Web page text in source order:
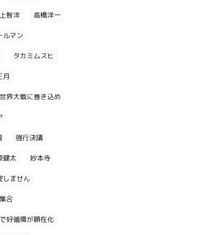
智洋 高橋洋一
ルマン
タカミムスヒ
月
界大戦に巻き込め
強行決議
健太 妙本寺
しません
合
好循環が顕在化